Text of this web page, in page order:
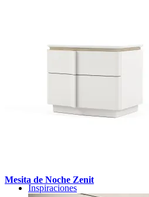
Inspiraciones
Mesita de Noche Zenit